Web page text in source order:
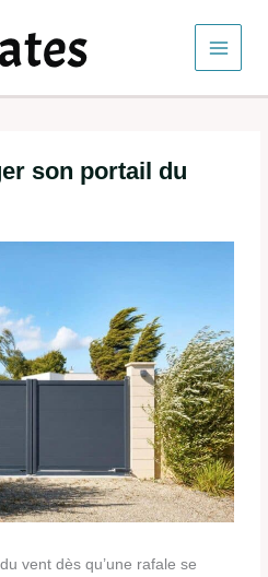
son portail du
vent dès qu’une rafale se